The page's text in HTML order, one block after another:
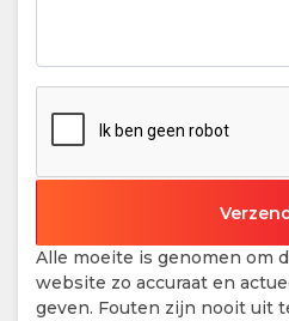
Alle moeite is genomen om
website zo accuraat en
geven. Fouten zijn nooit uit